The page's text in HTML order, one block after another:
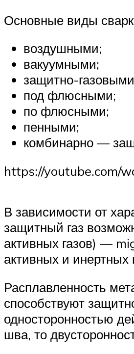
Основные виды
воздушными;
вакуумными;
защитно-
под флюсными;
по флюсными;
пенными;
комбинарно —
https://youtube.com/
В зависимости от
защитный газ
активных газов) —
активных и инертных
Расплавленность
способствуют
односторонностью
шва, то